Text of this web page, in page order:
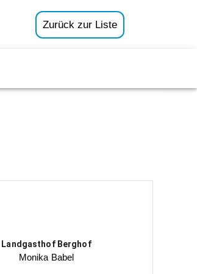
Zurück zur Liste
Landgasthof Berghof
Monika Babel